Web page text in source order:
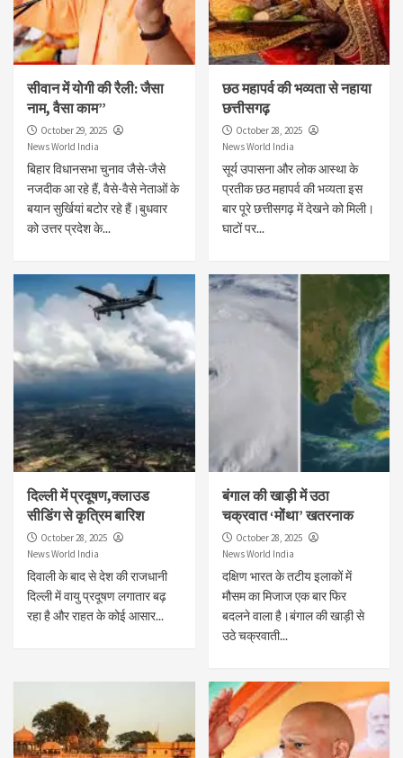
सीवान में योगी की रैली: जैसा
नाम, वैसा काम”
October 29, 2025
News World India
बिहार विधानसभा चुनाव जैसे-जैसे
नजदीक आ रहे हैं, वैसे-वैसे नेताओं के
बयान सुर्खियां बटोर रहे हैं।बुधवार
को उत्तर प्रदेश के...
छठ महापर्व की भव्यता से नहाया
छत्तीसगढ़
October 28, 2025
News World India
सूर्य उपासना और लोक आस्था के
प्रतीक छठ महापर्व की भव्यता इस
बार पूरे छत्तीसगढ़ में देखने को मिली।
घाटों पर...
दिल्ली में प्रदूषण,क्लाउड
सीडिंग से कृत्रिम बारिश
October 28, 2025
News World India
दिवाली के बाद से देश की राजधानी
दिल्ली में वायु प्रदूषण लगातार बढ़
रहा है और राहत के कोई आसार...
बंगाल की खाड़ी में उठा
चक्रवात ‘मोंथा’ खतरनाक
October 28, 2025
News World India
दक्षिण भारत के तटीय इलाकों में
मौसम का मिजाज एक बार फिर
बदलने वाला है।बंगाल की खाड़ी से
उठे चक्रवाती...